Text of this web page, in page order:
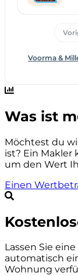
Was ist
Möchtest du
ist? Ein
um den Wert
Einen
Lassen Sie
automatisch
Wohnung